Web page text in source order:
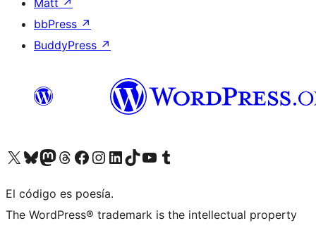
Matt ↗
bbPress ↗
BuddyPress ↗
Visitá nuestra cuenta de X (anteriormente Twitter)
Visitá nuestra cuenta de Bluesky
Visitá nuestra cuenta de Mastodon
Visitá nuestra cuenta de Threads
Visitá nuestra página de Facebook
Visitá nuestra cuenta de Instagram
Visitá nuestra cuenta de LinkedIn
Visitá nuestra cuenta de TikTok
Visitá nuestro canal de YouTube
Visitá nuestra cuenta de Tumblr
El código es poesía.
The WordPress® trademark is the intellectual property